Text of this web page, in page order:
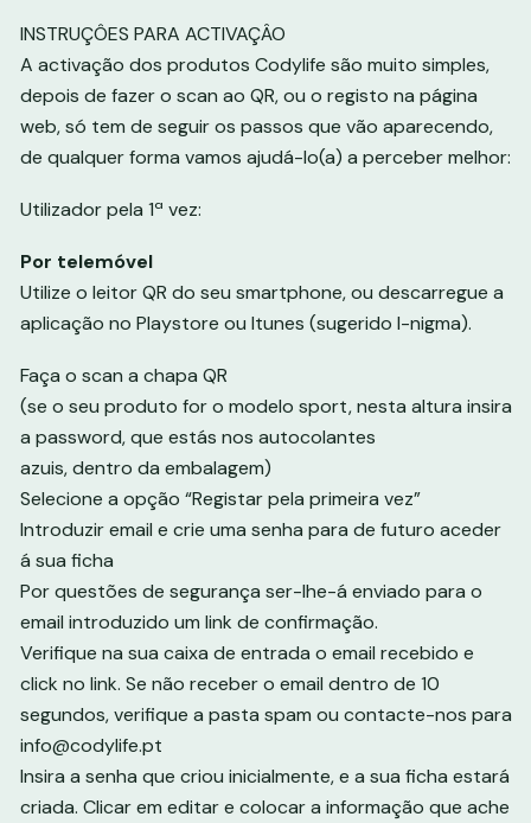
INSTRUÇÔES PARA ACTIVAÇÂO
A activação dos produtos Codylife são muito simples,
depois de fazer o scan ao QR, ou o registo na página
web, só tem de seguir os passos que vão aparecendo,
de qualquer forma vamos ajudá-lo(a) a perceber melhor:
Utilizador pela 1ª vez:
Por telemóvel
Utilize o leitor QR do seu smartphone, ou descarregue a
aplicação no Playstore ou Itunes (sugerido I-nigma).
Faça o scan a chapa QR
(se o seu produto for o modelo sport, nesta altura insira
a password, que estás nos autocolantes
azuis, dentro da embalagem)
Selecione a opção “Registar pela primeira vez”
Introduzir email e crie uma senha para de futuro aceder
á sua ficha
Por questões de segurança ser-lhe-á enviado para o
email introduzido um link de confirmação.
Verifique na sua caixa de entrada o email recebido e
click no link. Se não receber o email dentro de 10
segundos, verifique a pasta spam ou contacte-nos para
info@codylife.pt
Insira a senha que criou inicialmente, e a sua ficha estará
criada. Clicar em editar e colocar a informação que ache